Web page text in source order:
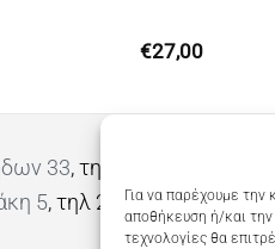
Για να παρέχουμε την
αποθήκευση ή/και
τεχνολογίες θα
€27,00
33, τηλ 28210 91906
5, τηλ 28210 94712